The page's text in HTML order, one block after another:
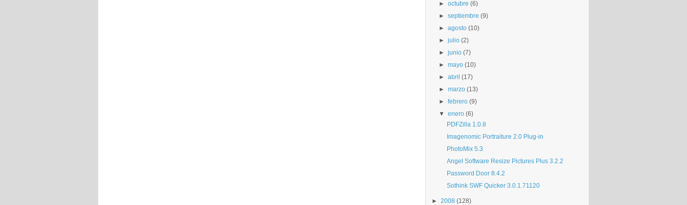
►octubre (6)
►septiembre (9)
►agosto (10)
►julio (2)
►junio (7)
►mayo (10)
►abril (17)
►marzo (13)
►febrero (9)
▼enero (6)
PDFZilla 1.0.8
Imagenomic Portraiture 2.0 Plug-in
PhotoMix 5.3
Angel Software Resize Pictures Plus 3.2.2
Password Door 8.4.2
Sothink SWF Quicker 3.0.1.71120
► 2008 (128)